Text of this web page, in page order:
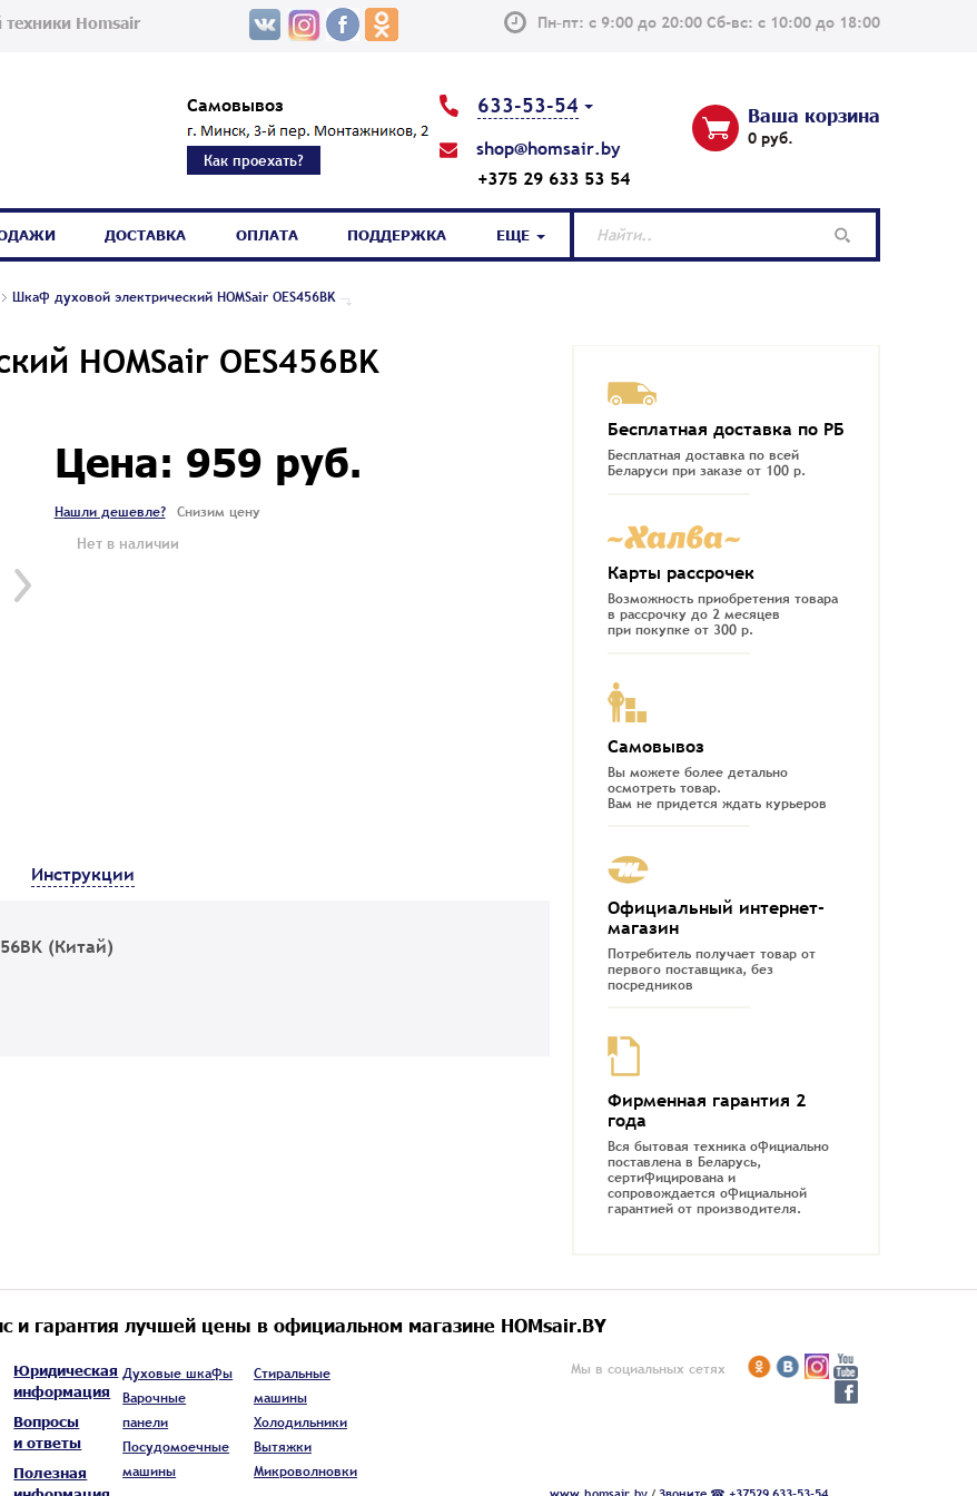
Homsair Пн–пт: с 9:00 до 20:00 Сб-вс: с 10:00 до 18:00
Самовывоз
Как проехать?
633-53-54
shop@homsair.by
+375 29 633 53 54
Ваша корзина
0 руб.
Шкаф духовой электрический HOMSair OES456BK
HOMSair OES456BK
Цена: 959 руб.
Нашли дешевле? Снизим цену
Нет в наличии
Инструкции
(Китай)
Бесплатная доставка по РБ
Бесплатная доставка по всей
Беларуси при заказе от 100 р.
Карты рассрочек
Возможность приобретения товара
в рассрочку до 2 месяцев
при покупке от 300 р.
Самовывоз
Вы можете более детально
осмотреть товар.
Вам не придется ждать курьеров
Официальный интернет-
магазин
Потребитель получает товар от
первого поставщика, без
посредников
Фирменная гарантия 2
года
Вся бытовая техника официально
поставлена в Беларусь,
сертифицирована и
сопровождается официальной
гарантией от производителя.
ДОСТАВКА ОПЛАТА ПОДДЕРЖКА ЕЩЕ
и гарантия лучшей цены в официальном магазине HOMsair.BY
Юридическая
информация
Вопросы
и ответы
Полезная
Духовые шкафы
Варочные
панели
Посудомоечные
машины
Стиральные
машины
Холодильники
Вытяжки
Микроволновки
Мы в социальных сетях